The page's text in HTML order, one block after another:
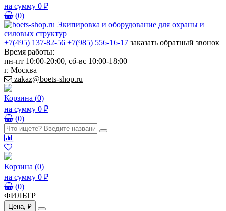
на сумму 0 ₽
(0)
+7(495) 137-82-56 +7(985) 556-16-17 заказать обратный звонок
Время работы:
пн-пт 10:00-20:00, сб-вс 10:00-18:00
г. Москва
zakaz@boets-shop.ru
Корзина (0)
на сумму 0 ₽
(0)
Корзина (0)
на сумму 0 ₽
(0)
ФИЛЬТР
Цена, ₽